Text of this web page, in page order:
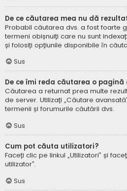
De ce căutarea mea nu dă
Probabil căutarea dvs. a fost foarte
termeni obișnuiți care nu sunt
și folosiți opțiunile disponibile în
Sus
De ce îmi reda căutarea o pagină
Căutarea a returnat prea multe
de server. Utilizați „Căutare
termenii și forumurile căutării dvs.
Sus
Cum pot căuta utilizatori?
Faceți clic pe linkul „Utilizatori” și
utilizator”.
Sus